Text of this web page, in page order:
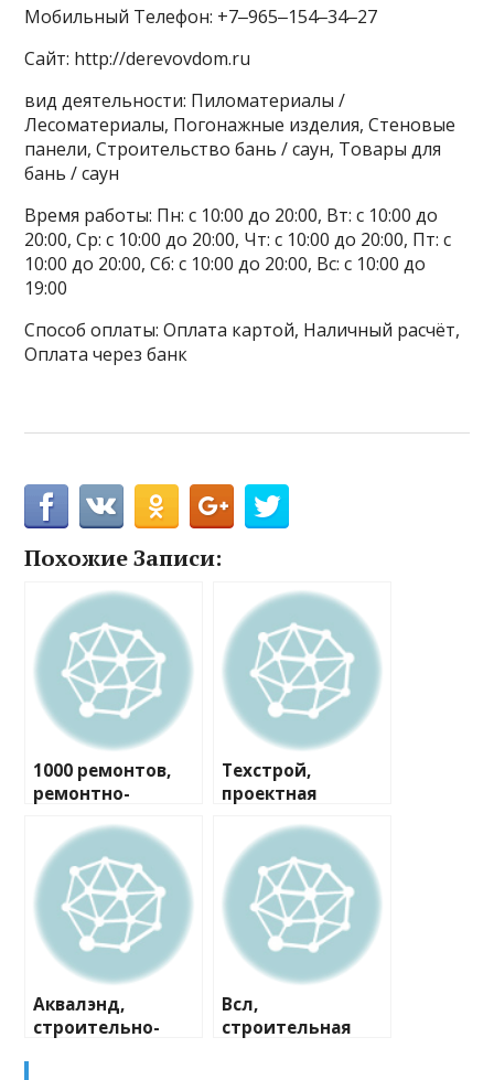
Мобильный Телефон: +7‒965‒154‒34‒27
Сайт: http://derevovdom.ru
вид деятельности: Пиломатериалы /
Лесоматериалы, Погонажные изделия, Стеновые
панели, Строительство бань / саун, Товары для
бань / саун
Время работы: Пн: с 10:00 до 20:00, Вт: с 10:00 до
20:00, Ср: с 10:00 до 20:00, Чт: с 10:00 до 20:00, Пт: с
10:00 до 20:00, Сб: с 10:00 до 20:00, Вс: с 10:00 до
19:00
Способ оплаты: Оплата картой, Наличный расчёт,
Оплата через банк
Похожие Записи:
1000 ремонтов,
ремонтно-
компания
Техстрой,
проектная
Аквалэнд,
строительно-
Всл,
строительная